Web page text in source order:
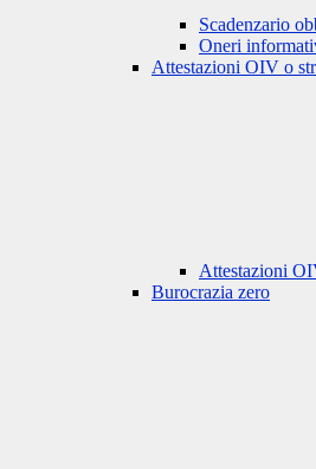
Scadenzario
Oneri
Attestazioni OIV o
Attestazioni
Burocrazia zero